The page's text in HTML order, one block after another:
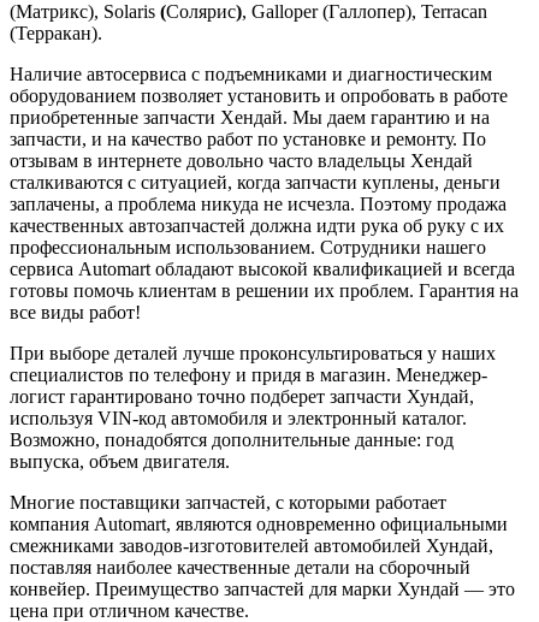
(Матрикс), Solaris (Солярис), Galloper (Галлопер), Terracan
(Терракан).
Наличие автосервиса с подъемниками и диагностическим
оборудованием позволяет установить и опробовать в работе
приобретенные запчасти Хендай. Мы даем гарантию и на
запчасти, и на качество работ по установке и ремонту. По
отзывам в интернете довольно часто владельцы Хендай
сталкиваются с ситуацией, когда запчасти куплены, деньги
заплачены, а проблема никуда не исчезла. Поэтому продажа
качественных автозапчастей должна идти рука об руку с их
профессиональным использованием. Сотрудники нашего
сервиса Automart обладают высокой квалификацией и всегда
готовы помочь клиентам в решении их проблем. Гарантия на
все виды работ!
При выборе деталей лучше проконсультироваться у наших
специалистов по телефону и придя в магазин. Менеджер-
логист гарантировано точно подберет запчасти Хундай,
используя VIN-код автомобиля и электронный каталог.
Возможно, понадобятся дополнительные данные: год
выпуска, объем двигателя.
Многие поставщики запчастей, с которыми работает
компания Automart, являются одновременно официальными
смежниками заводов-изготовителей автомобилей Хундай,
поставляя наиболее качественные детали на сборочный
конвейер. Преимущество запчастей для марки Хундай — это
цена при отличном качестве.